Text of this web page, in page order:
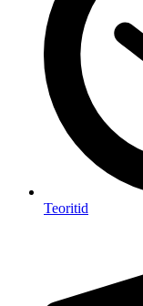
Teoritid